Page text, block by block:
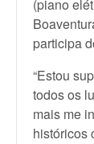
(piano
participa
“Estou
todos os
mais me
históricos